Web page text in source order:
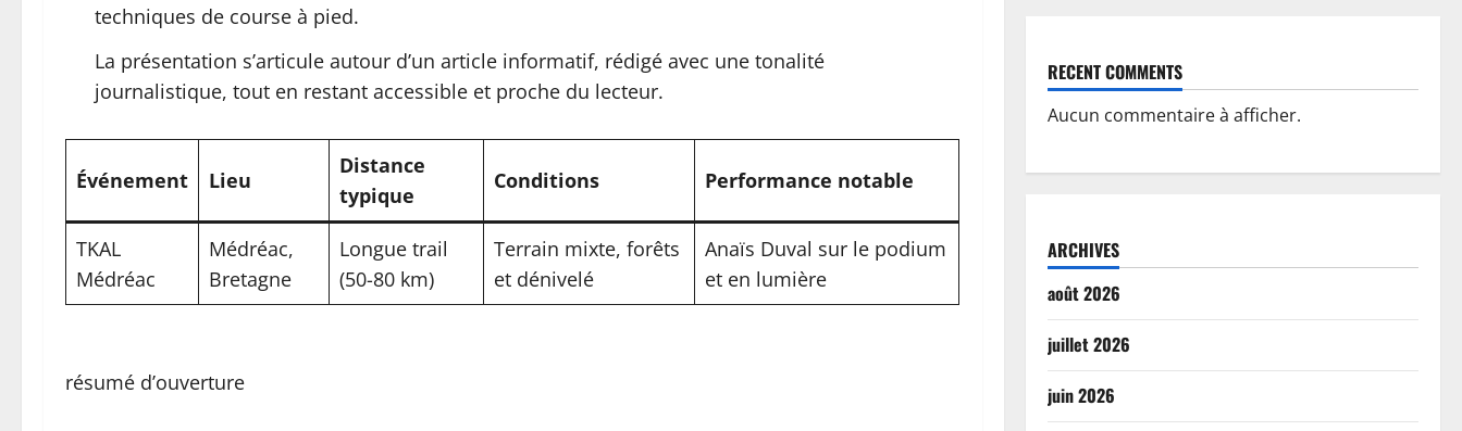
techniques de course à pied.
La présentation s’articule autour d’un article informatif, rédigé avec une tonalité
journalistique, tout en restant accessible et proche du lecteur.
Événement Lieu
Distance
typique
Conditions Performance notable
TKAL
Médréac
Médréac,
Bretagne
Longue trail
(50-80 km)
Terrain mixte, forêts
et dénivelé
Anaïs Duval sur le podium
et en lumière
résumé d’ouverture
RECENT COMMENTS
Aucun commentaire à afficher.
ARCHIVES
août 2026
juillet 2026
juin 2026